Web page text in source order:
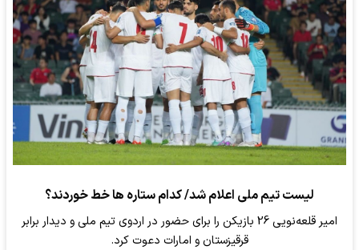
لیست تیم ملی اعلام شد/ کدام ستاره ها خط خوردند؟
امیر قلعه‌نویی 26 بازیکن را برای حضور در اردوی تیم ملی و دیدار برابر
قرقیزستان و امارات دعوت کرد.